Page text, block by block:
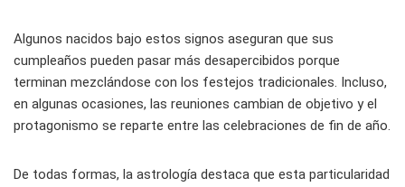
Algunos nacidos bajo estos signos aseguran que sus
cumpleaños pueden pasar más desapercibidos porque
terminan mezclándose con los festejos tradicionales. Incluso,
en algunas ocasiones, las reuniones cambian de objetivo y el
protagonismo se reparte entre las celebraciones de fin de año.
De todas formas, la astrología destaca que esta particularidad